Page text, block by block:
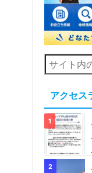
アクセス